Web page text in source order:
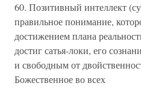
60. Позитивный интеллект
правильное понимание,
достижением плана
достиг сатья-локи, его
и свободным от
Божественное во всех